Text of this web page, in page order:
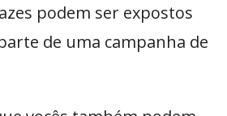
podem ser expostos
de uma campanha de